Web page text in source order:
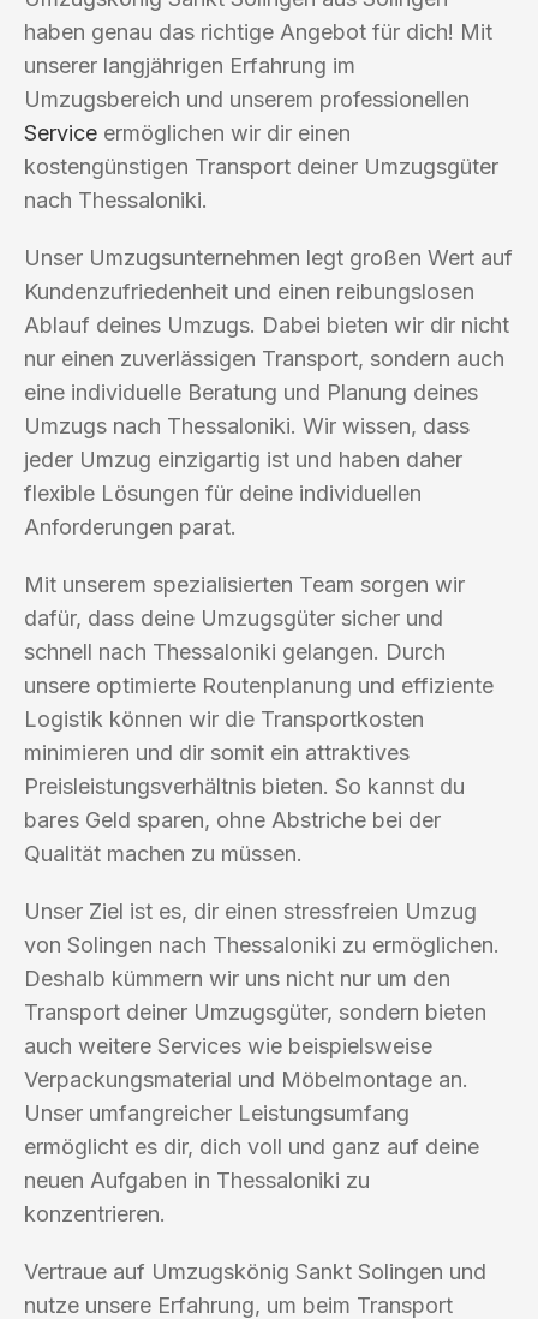
haben genau das richtige Angebot für dich! Mit
unserer langjährigen Erfahrung im
Umzugsbereich und unserem professionellen
Service ermöglichen wir dir einen
kostengünstigen Transport deiner Umzugsgüter
nach Thessaloniki.
Unser Umzugsunternehmen legt großen Wert auf
Kundenzufriedenheit und einen reibungslosen
Ablauf deines Umzugs. Dabei bieten wir dir nicht
nur einen zuverlässigen Transport, sondern auch
eine individuelle Beratung und Planung deines
Umzugs nach Thessaloniki. Wir wissen, dass
jeder Umzug einzigartig ist und haben daher
flexible Lösungen für deine individuellen
Anforderungen parat.
Mit unserem spezialisierten Team sorgen wir
dafür, dass deine Umzugsgüter sicher und
schnell nach Thessaloniki gelangen. Durch
unsere optimierte Routenplanung und effiziente
Logistik können wir die Transportkosten
minimieren und dir somit ein attraktives
Preisleistungsverhältnis bieten. So kannst du
bares Geld sparen, ohne Abstriche bei der
Qualität machen zu müssen.
Unser Ziel ist es, dir einen stressfreien Umzug
von Solingen nach Thessaloniki zu ermöglichen.
Deshalb kümmern wir uns nicht nur um den
Transport deiner Umzugsgüter, sondern bieten
auch weitere Services wie beispielsweise
Verpackungsmaterial und Möbelmontage an.
Unser umfangreicher Leistungsumfang
ermöglicht es dir, dich voll und ganz auf deine
neuen Aufgaben in Thessaloniki zu
konzentrieren.
Vertraue auf Umzugskönig Sankt Solingen und
nutze unsere Erfahrung, um beim Transport